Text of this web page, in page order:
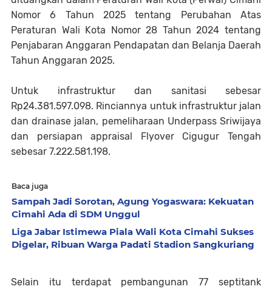
Nomor 6 Tahun 2025 tentang Perubahan Atas
Peraturan Wali Kota Nomor 28 Tahun 2024 tentang
Penjabaran Anggaran Pendapatan dan Belanja Daerah
Tahun Anggaran 2025.
Untuk infrastruktur dan sanitasi sebesar
Rp24.381.597.098. Rinciannya untuk infrastruktur jalan
dan drainase jalan, pemeliharaan Underpass Sriwijaya
dan persiapan appraisal Flyover Cigugur Tengah
sebesar 7.222.581.198.
Baca juga
Sampah Jadi Sorotan, Agung Yogaswara: Kekuatan
Cimahi Ada di SDM Unggul
Liga Jabar Istimewa Piala Wali Kota Cimahi Sukses
Digelar, Ribuan Warga Padati Stadion Sangkuriang
Selain itu terdapat pembangunan 77 septitank